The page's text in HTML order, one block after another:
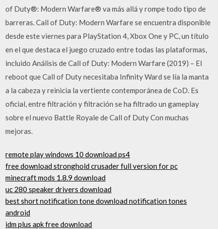
of Duty®: Modern Warfare® va más allá y rompe todo tipo de
barreras. Call of Duty: Modern Warfare se encuentra disponible
desde este viernes para PlayStation 4, Xbox One y PC, un título
en el que destaca el juego cruzado entre todas las plataformas,
incluido Análisis de Call of Duty: Modern Warfare (2019) – El
reboot que Call of Duty necesitaba Infinity Ward se lía la manta
a la cabeza y reinicia la vertiente contemporánea de CoD. Es
oficial, entre filtración y filtración se ha filtrado un gameplay
sobre el nuevo Battle Royale de Call of Duty Con muchas
mejoras.
remote play windows 10 download ps4
free download stronghold crusader full version for pc
minecraft mods 1.8.9 download
uc 280 speaker drivers download
best short notification tone download notification tones
android
idm plus apk free download